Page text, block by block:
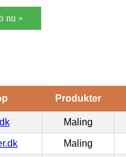
nu »
Produkter
Maling
Maling